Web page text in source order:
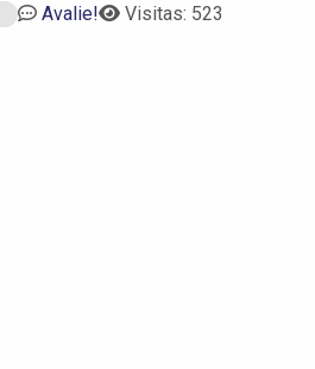
Avalie! Visitas: 523